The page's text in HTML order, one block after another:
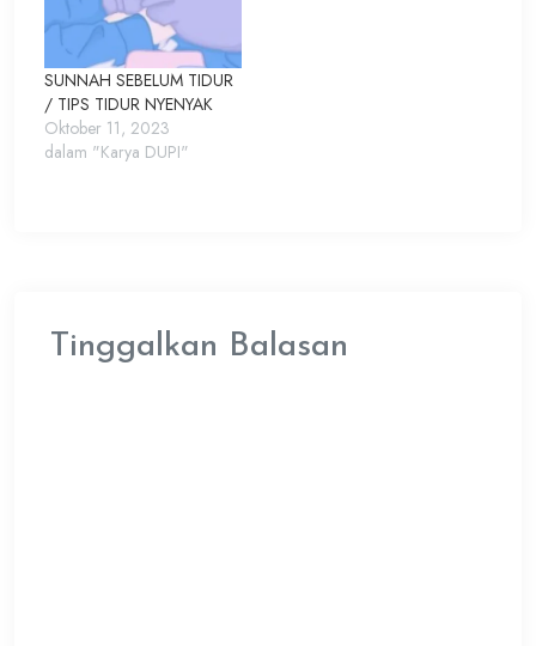
SUNNAH SEBELUM TIDUR
/ TIPS TIDUR NYENYAK
Oktober 11, 2023
dalam "Karya DUPI"
Tinggalkan Balasan